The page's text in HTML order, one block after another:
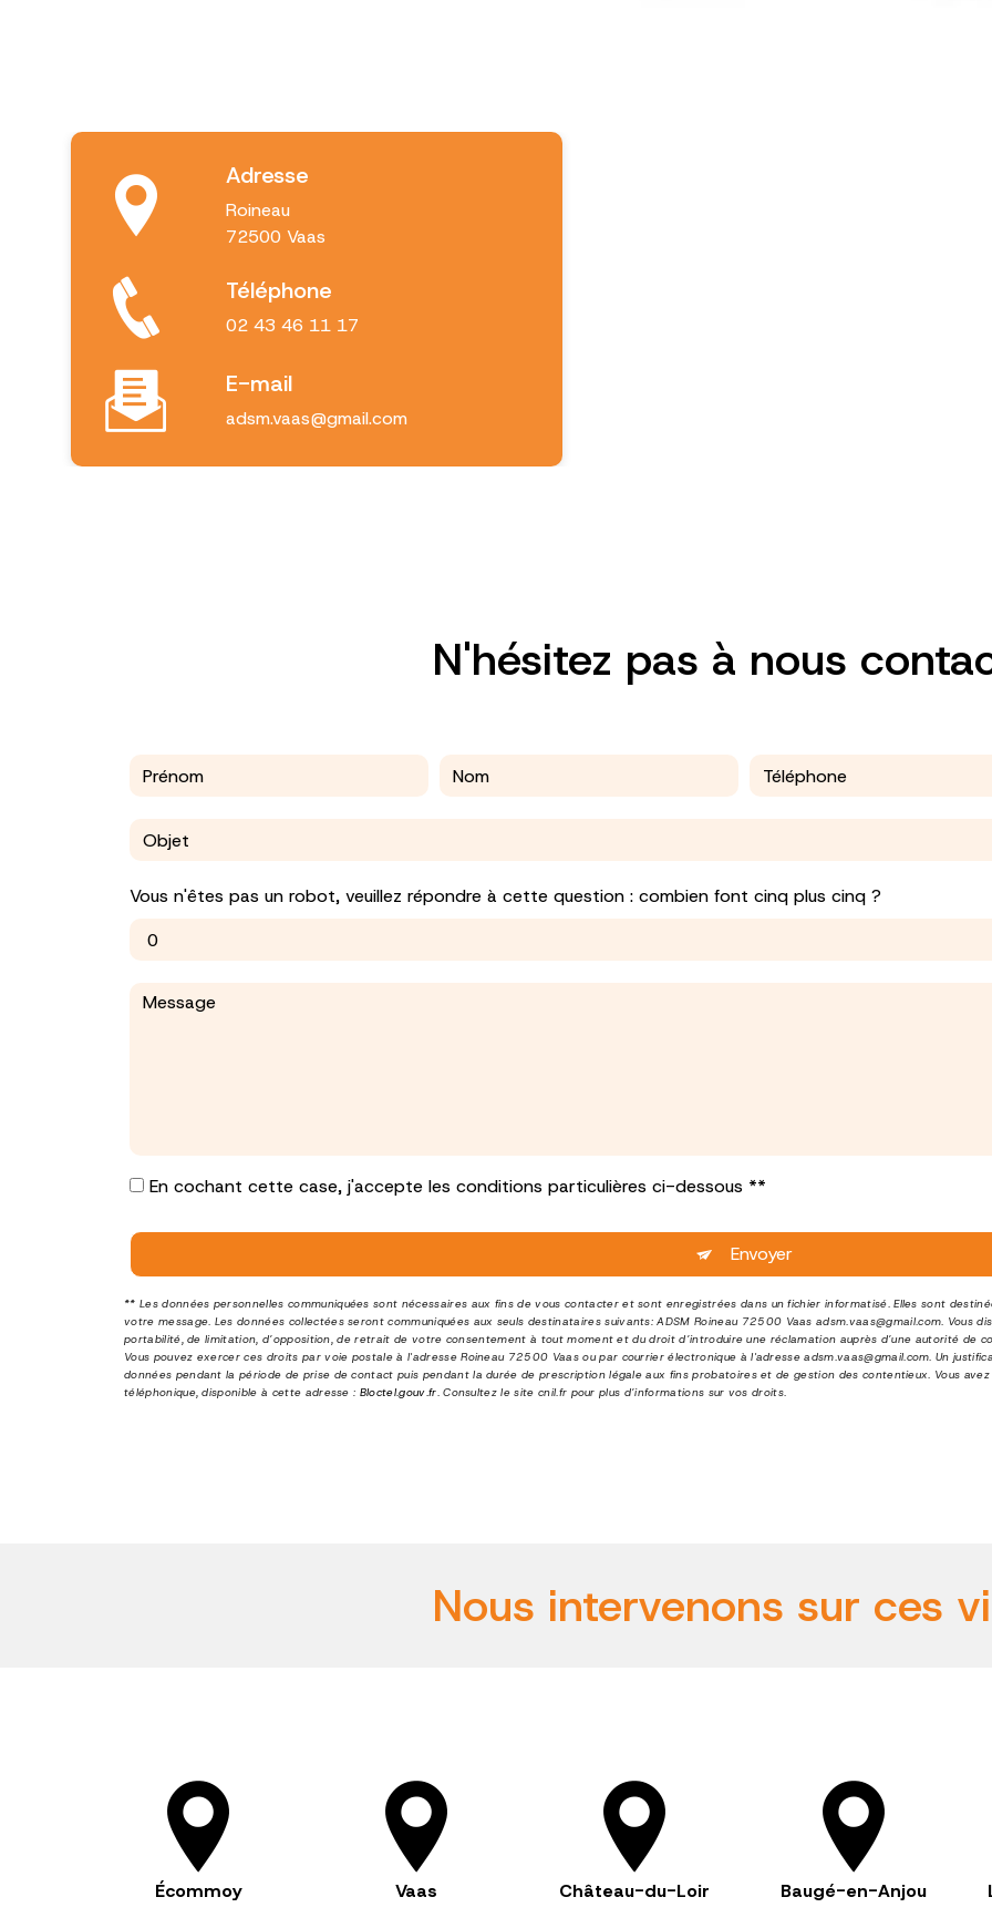
Adresse
Roineau
72500 Vaas
Téléphone
02 43 46 11 17
E-mail
adsm.vaas@gmail.com
N'hésitez pas à nous
Vous n'êtes pas un robot, veuillez répondre à cette question : combien font cinq plus cinq ?
En cochant cette case, j'accepte les conditions particulières ci-dessous **
Envoyer
** Les données personnelles communiquées sont nécessaires aux fins de vous contacter et sont enregistrées dans un fichier informatisé. Elles sont
votre message. Les données collectées seront communiquées aux seuls destinataires suivants: ADSM Roineau 72500 Vaas adsm.vaas@gmail.com. Vous
portabilité, de limitation, d’opposition, de retrait de votre consentement à tout moment et du droit d’introduire une réclamation auprès d’une autorité de
Vous pouvez exercer ces droits par voie postale à l'adresse Roineau 72500 Vaas ou par courrier électronique à l'adresse adsm.vaas@gmail.com. Un
données pendant la période de prise de contact puis pendant la durée de prescription légale aux fins probatoires et de gestion des contentieux. Vous
téléphonique, disponible à cette adresse : Bloctel.gouv.fr. Consultez le site cnil.fr pour plus d’informations sur vos droits.
Nous intervenons sur ces
Écommoy Vaas Château-du-Loir Baugé-en-Anjou